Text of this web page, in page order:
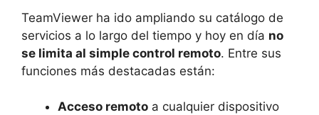
TeamViewer ha ido ampliando su catálogo de
servicios a lo largo del tiempo y hoy en día no
se limita al simple control remoto. Entre sus
funciones más destacadas están:
Acceso remoto a cualquier dispositivo